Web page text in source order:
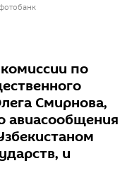
по
Смирнова,
авиасообщения
и